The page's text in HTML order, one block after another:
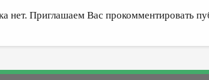
нет. Приглашаем Вас прокомментировать